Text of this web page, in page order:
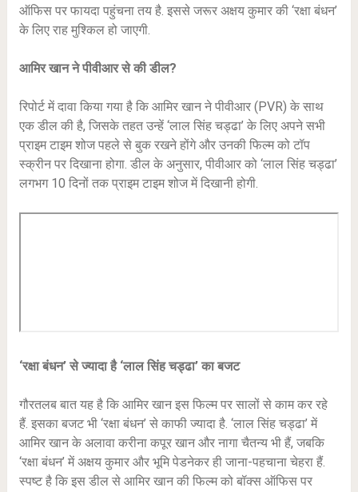
ऑफिस पर फायदा पहुंचना तय है. इससे जरूर अक्षय कुमार की ‘रक्षा बंधन’
के लिए राह मुश्किल हो जाएगी.
आमिर खान ने पीवीआर से की डील?
रिपोर्ट में दावा किया गया है कि आमिर खान ने पीवीआर (PVR) के साथ
एक डील की है, जिसके तहत उन्हें ‘लाल सिंह चड्ढा’ के लिए अपने सभी
प्राइम टाइम शोज पहले से बुक रखने होंगे और उनकी फिल्म को टॉप
स्क्रीन पर दिखाना होगा. डील के अनुसार, पीवीआर को ‘लाल सिंह चड्ढा’
लगभग 10 दिनों तक प्राइम टाइम शोज में दिखानी होगी.
‘रक्षा बंधन’ से ज्यादा है ‘लाल सिंह चड्ढा’ का बजट
गौरतलब बात यह है कि आमिर खान इस फिल्म पर सालों से काम कर रहे
हैं. इसका बजट भी ‘रक्षा बंधन’ से काफी ज्यादा है. ‘लाल सिंह चड्ढा’ में
आमिर खान के अलावा करीना कपूर खान और नागा चैतन्य भी हैं, जबकि
‘रक्षा बंधन’ में अक्षय कुमार और भूमि पेडनेकर ही जाना-पहचाना चेहरा हैं.
स्पष्ट है कि इस डील से आमिर खान की फिल्म को बॉक्स ऑफिस पर